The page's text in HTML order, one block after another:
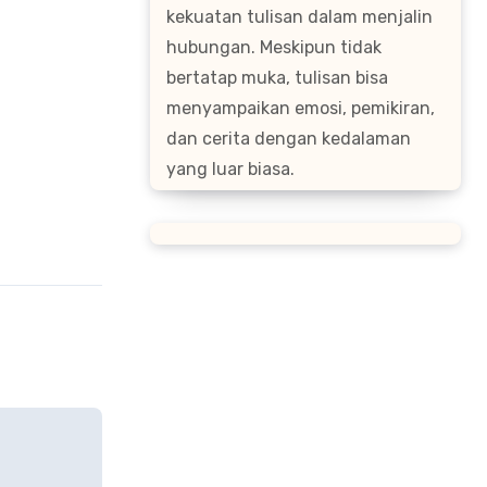
kekuatan tulisan dalam menjalin
hubungan. Meskipun tidak
bertatap muka, tulisan bisa
menyampaikan emosi, pemikiran,
dan cerita dengan kedalaman
yang luar biasa.